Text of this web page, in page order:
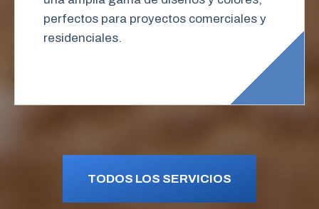
perfectos para proyectos comerciales y
residenciales.
TODOS LOS SERVICIOS